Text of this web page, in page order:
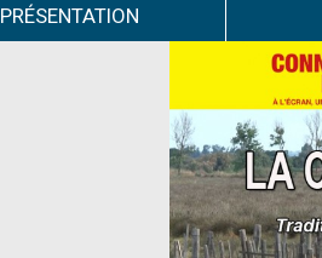
PRÉSENTATION